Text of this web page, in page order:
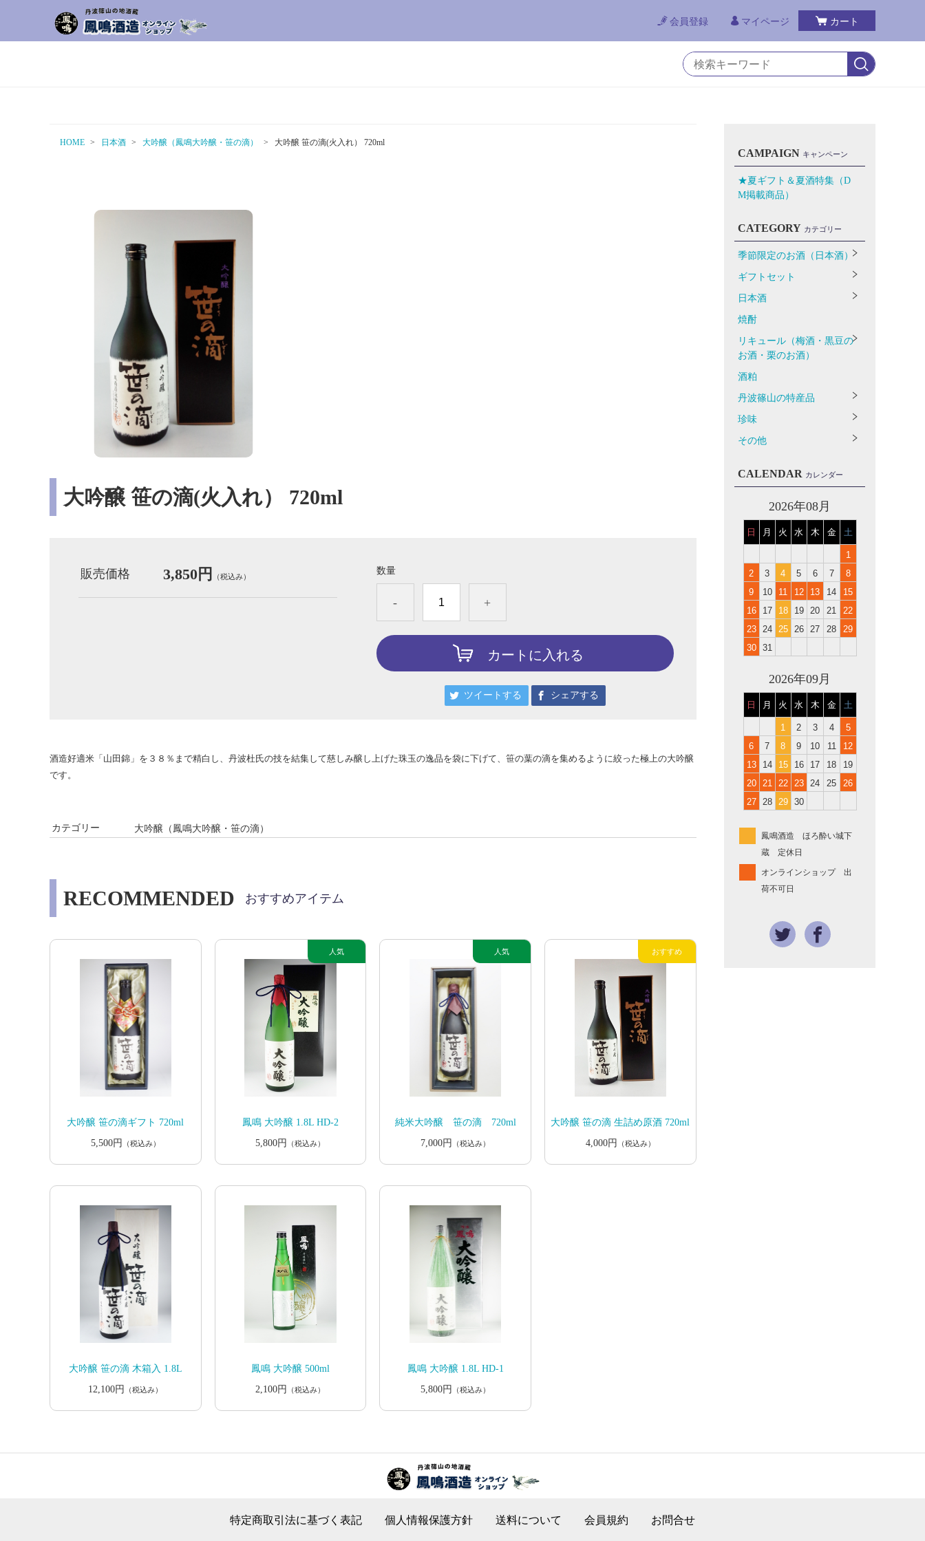
会員登録 マイページ カート
HOME 日本酒 大吟醸（鳳鳴大吟醸・笹の滴） 大吟醸 笹の滴(火入れ） 720ml
大吟醸 笹の滴(火入れ） 720ml
販売価格 3,850円 （税込み）
数量
- +
カートに入れる
ツイートする シェアする
酒造好適米「山田錦」を３８％まで精白し、丹波杜氏の技を結集して慈しみ醸し上げた珠玉の逸品を袋に下げて、笹の葉の滴を集めるように絞った極上の大吟醸
です。
カテゴリー 大吟醸（鳳鳴大吟醸・笹の滴）
RECOMMENDED おすすめアイテム
大吟醸 笹の滴ギフト 720ml
5,500円
（税込み）
鳳鳴 大吟醸 1.8L HD-2
5,800円
（税込み）
純米大吟醸 笹の滴 720ml
7,000円
（税込み）
大吟醸 笹の滴 生詰め原酒 720ml
4,000円
（税込み）
大吟醸 笹の滴 木箱入 1.8L
12,100円
（税込み）
鳳鳴 大吟醸 500ml
2,100円
（税込み）
鳳鳴 大吟醸 1.8L HD-1
5,800円
（税込み）
CAMPAIGN キャンペーン
★夏ギフト＆夏酒特集（D
M掲載商品）
CATEGORY カテゴリー
季節限定のお酒（日本酒）
ギフトセット
日本酒
焼酎
リキュール（梅酒・黒豆の
お酒・栗のお酒）
酒粕
丹波篠山の特産品
珍味
その他
CALENDAR カレンダー
2026年08月
日 月 火 水 木 金 土
1
2
3 4 5 6 7
8
9
10 11 12 13 14
15
16
17 18 19 20 21
22
23
24 25 26 27 28
29
30
31
2026年09月
日 月 火 水 木 金 土
1 2 3 4
5
6
7 8 9 10 11
12
13
14 15 16 17 18
19
20
21 22 23 24 25
26
27
28 29 30
鳳鳴酒造 ほろ酔い城下
蔵 定休日
オンラインショップ 出
荷不可日
特定商取引法に基づく表記 個人情報保護方針 送料について 会員規約 お問合せ